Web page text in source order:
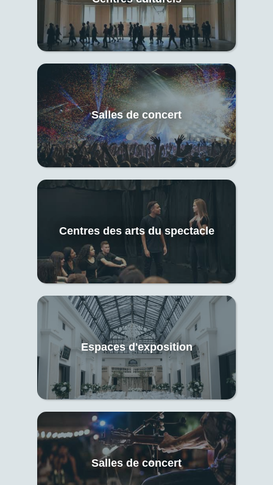
Salles de concert
Centres des arts du spectacle
Espaces d'exposition
Salles de concert